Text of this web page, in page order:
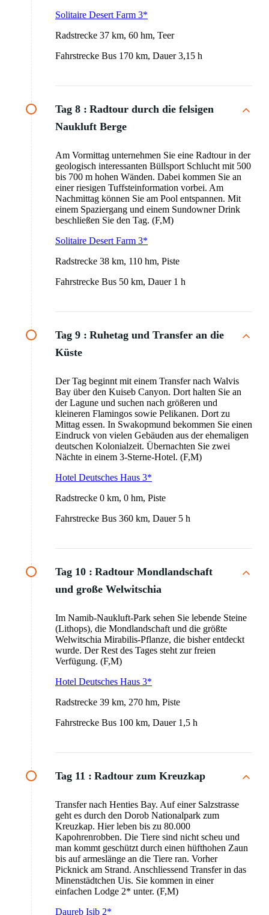
Solitaire Desert Farm 3*
Radstrecke 37 km, 60 hm, Teer
Fahrstrecke Bus 170 km, Dauer 3,15 h
Tag 8 : Radtour durch die felsigen
Naukluft Berge
Am Vormittag unternehmen Sie eine Radtour in der
geologisch interessanten Büllsport Schlucht mit 500
bis 700 m hohen Wänden. Dabei kommen Sie an
einer riesigen Tuffsteinformation vorbei. Am
Nachmittag können Sie am Pool entspannen. Mit
einem Spaziergang und einem Sundowner Drink
beschließen Sie den Tag. (F,M)
Solitaire Desert Farm 3*
Radstrecke 38 km, 110 hm, Piste
Fahrstrecke Bus 50 km, Dauer 1 h
Tag 9 : Ruhetag und Transfer an die
Küste
Der Tag beginnt mit einem Transfer nach Walvis
Bay über den Kuiseb Canyon. Dort halten Sie an
der Lagune und suchen nach größeren und
kleineren Flamingos sowie Pelikanen. Dort zu
Mittag essen. In Swakopmund bekommen Sie einen
Eindruck von vielen Gebäuden aus der ehemaligen
deutschen Kolonialzeit. Übernachten Sie zwei
Nächte in einem 3-Sterne-Hotel. (F,M)
Hotel Deutsches Haus 3*
Radstrecke 0 km, 0 hm, Piste
Fahrstrecke Bus 360 km, Dauer 5 h
Tag 10 : Radtour Mondlandschaft
und große Welwitschia
Im Namib-Naukluft-Park sehen Sie lebende Steine ​​
(Lithops), die Mondlandschaft und die größte
Welwitschia Mirabilis-Pflanze, die bisher entdeckt
wurde. Der Rest des Tages steht zur freien
Verfügung. (F,M)
Hotel Deutsches Haus 3*
Radstrecke 39 km, 270 hm, Piste
Fahrstrecke Bus 100 km, Dauer 1,5 h
Tag 11 : Radtour zum Kreuzkap
Transfer nach Henties Bay. Auf einer Salzstrasse
geht es durch den Dorob Nationalpark zum
Kreuzkap. Hier leben bis zu 80.000
Kapohrenrobben. Die Tiere sind nicht scheu und
man kommt geschützt durch einen hüfthohen Zaun
bis auf armeslänge an die Tiere ran. Vorher
Picknick am Strand. Anschliessend Transfer in das
Minenstädtchen Uis. Sie kommen in einer
einfachen Lodge 2* unter. (F,M)
Daureb Isib 2*